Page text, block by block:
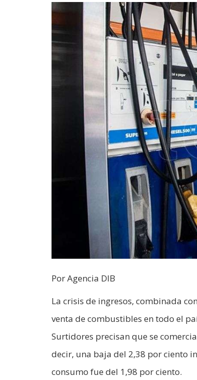
Por Agencia DIB
La crisis de ingresos, combinada
venta de combustibles en todo el
Surtidores precisan que se
decir, una baja del 2,38 por ciento
consumo fue del 1,98 por ciento.